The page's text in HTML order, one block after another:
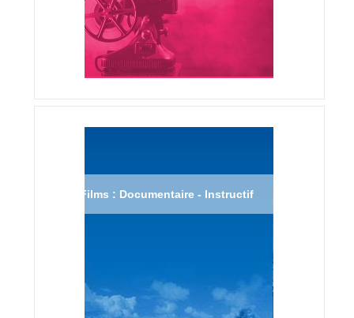
Films : Documentaire - Instructif